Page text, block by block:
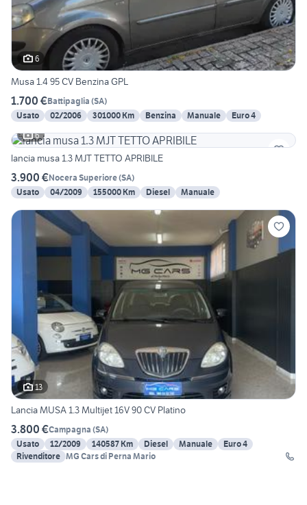
6
Musa 1.4 95 CV Benzina GPL
1.700 €Battipaglia (SA)
Usato
02/2006 301000 Km Benzina Manuale
Euro 4
6
lancia musa 1.3 MJT TETTO APRIBILE
3.900 €Nocera Superiore(SA)
Usato
04/2009 155000 Km Diesel Manuale
13
Lancia MUSA 1.3 Multijet 16V 90 CV Platino
3.800 €Campagna (SA)
Usato
12/2009 140587 Km Diesel Manuale
Euro 4
Rivenditore MG Cars di Perna Mario